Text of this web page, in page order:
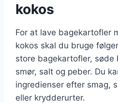
kokos
For at lave bagekartofler
kokos skal du bruge
store bagekartofler,
smør, salt og peber. Du
ingredienser efter smag,
eller krydderurter.